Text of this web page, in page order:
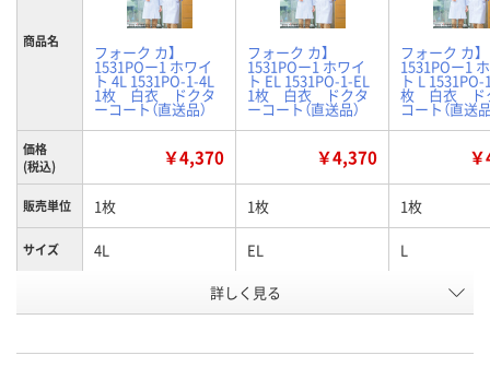
商品名
フォーク カ】
1531POー1 ホワイ
ト 4L 1531PO-1-4L
1枚 白衣 ドクタ
ーコート（直送品）
フォーク カ】
1531POー1 ホワイ
ト EL 1531PO-1-EL
1枚 白衣 ドクタ
ーコート（直送品）
フォーク カ】
1531POー1
ト L 1531PO-
枚 白衣 ド
コート（直送
価格
(税込)
￥4,370 ￥4,370
販売単位 1枚 1枚 1枚
サイズ 4L EL L
K742456 K742454
詳しく見る